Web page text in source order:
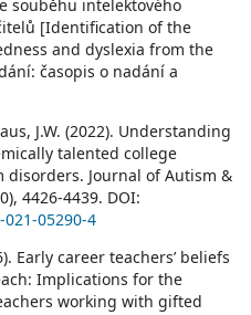
souběhu intelektového
[Identification of the
and dyslexia from the
časopis o nadání a
J.W. (2022). Understanding
talented college
Journal of Autism &
4426-4439. DOI:
05290-4
Early career teachers’ beliefs
Implications for the
working with gifted